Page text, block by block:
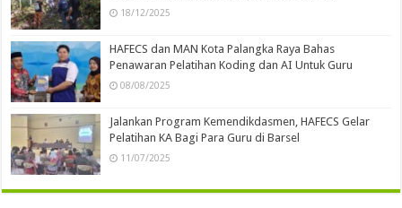
18/12/2025
HAFECS dan MAN Kota Palangka Raya Bahas
Penawaran Pelatihan Koding dan AI Untuk Guru
08/08/2025
Jalankan Program Kemendikdasmen, HAFECS Gelar
Pelatihan KA Bagi Para Guru di Barsel
11/07/2025